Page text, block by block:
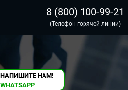
8 (800) 100-99-21
(Телефон горячей линии)
НАПИШИТЕ НАМ!
WHATSAPP